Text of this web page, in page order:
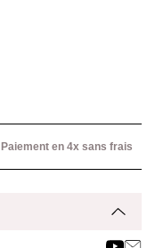
Paiement en 4x sans frais